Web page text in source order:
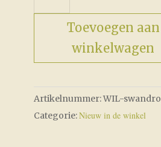
Drops
aantal
Toevoegen aan
winkelwagen
Artikelnummer:WIL-
Categorie:Nieuw in de winkel